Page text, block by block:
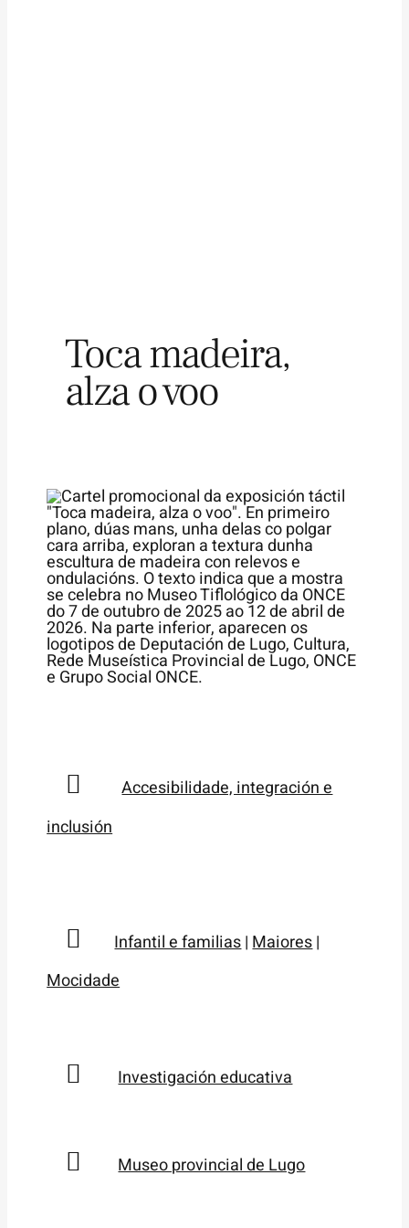
Toca madeira,
alza o voo
Accesibilidade, integración e
inclusión
Infantil e familias|Maiores|
Mocidade
Investigación educativa
Museo provincial de Lugo